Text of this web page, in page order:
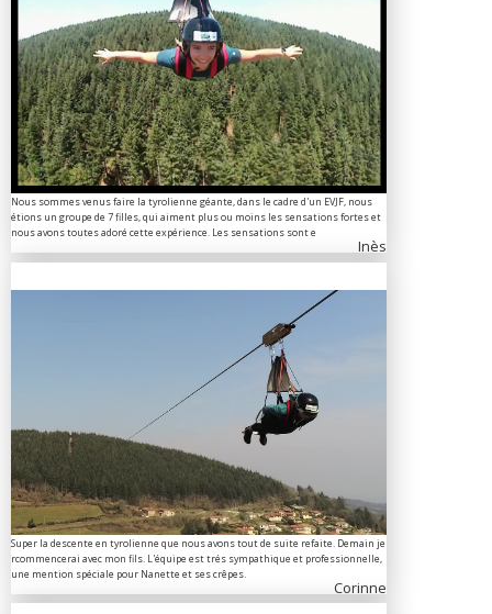
Nous sommes venus faire la tyrolienne géante, dans le cadre d'un EVJF, nous
étions un groupe de 7 filles, qui aiment plus ou moins les sensations fortes et
nous avons toutes adoré cette expérience. Les sensations sont e
Inès
Super la descente en tyrolienne que nous avons tout de suite refaite. Demain je
rcommencerai avec mon fils. L'équipe est trés sympathique et professionnelle,
une mention spéciale pour Nanette et ses crêpes.
Corinne